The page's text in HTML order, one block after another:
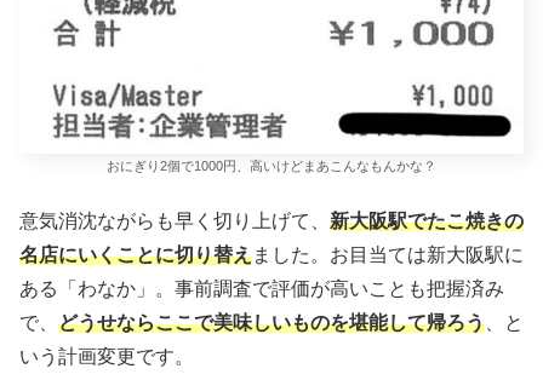
おにぎり2個で1000円、高いけどまあこんなもんかな？
意気消沈ながらも早く切り上げて、 新大阪駅でたこ焼きの
名店にいくことに切り替えました。お目当ては新大阪駅に
ある「わなか」。事前調査で評価が高いことも把握済み
で、 どうせならここで美味しいものを堪能して帰ろう 、と
いう計画変更です。